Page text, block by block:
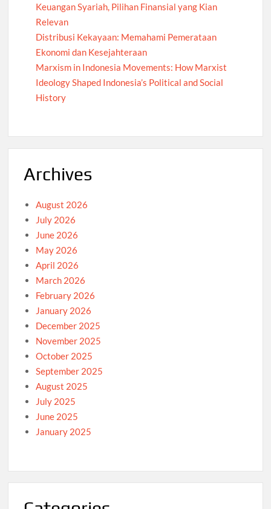
Keuangan Syariah, Pilihan Finansial yang Kian
Relevan
Distribusi Kekayaan: Memahami Pemerataan
Ekonomi dan Kesejahteraan
Marxism in Indonesia Movements: How Marxist
Ideology Shaped Indonesia’s Political and Social
History
Archives
August 2026
July 2026
June 2026
May 2026
April 2026
March 2026
February 2026
January 2026
December 2025
November 2025
October 2025
September 2025
August 2025
July 2025
June 2025
January 2025